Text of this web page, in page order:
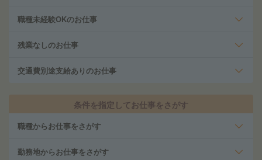
職種未経験OKのお仕事
残業なしのお仕事
交通費別途支給ありのお仕事
条件を指定してお仕事をさがす
職種からお仕事をさがす
勤務地からお仕事をさがす